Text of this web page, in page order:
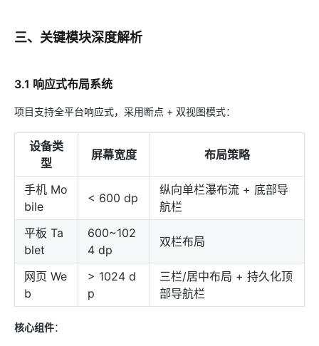
三、关键模块深度解析
3.1 响应式布局系统
项目支持全平台响应式，采用断点 + 双视图模式：
设备类
型
屏幕宽度 布局策略
手机 Mo
bile
< 600 dp
纵向单栏瀑布流 + 底部导
航栏
平板 Ta
blet
600~102
4 dp
双栏布局
网页 We
b
> 1024 d
p
三栏/居中布局 + 持久化顶
部导航栏
核心组件：